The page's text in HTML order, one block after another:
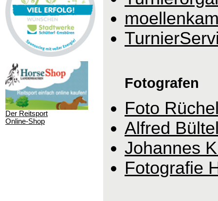
Der Reitsport
Online-Shop
Fotografen
Foto
Alfred
Johannes
Fotografie